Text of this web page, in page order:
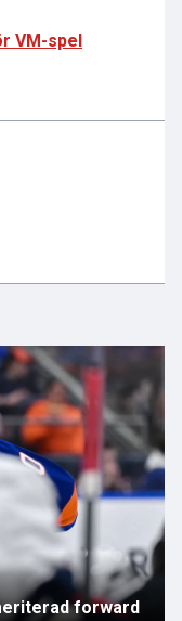
VM-spel
forward